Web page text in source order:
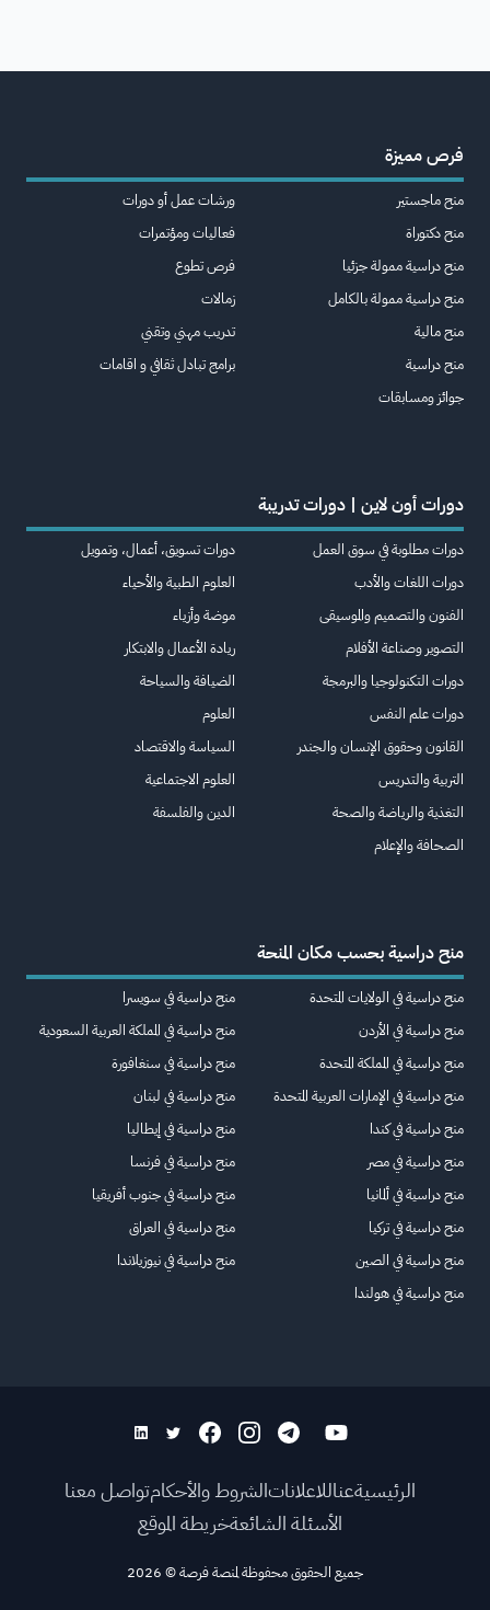
فرص مميزة
منح ماجستير
منح دكتوراة
منح دراسية ممولة جزئيا
منح دراسية ممولة بالكامل
منح مالية
منح دراسية
جوائز ومسابقات
ورشات عمل أو دورات
فعاليات ومؤتمرات
فرص تطوع
زمالات
تدريب مهني وتقني
برامج تبادل ثقافي و اقامات
دورات أون لاين | دورات تدريبة
دورات مطلوبة في سوق العمل
دورات اللغات والأدب
الفنون والتصميم والموسيقى
التصوير وصناعة الأفلام
دورات التكنولوجيا والبرمجة
دورات علم النفس
القانون وحقوق الإنسان والجندر
التربية والتدريس
التغذية والرياضة والصحة
الصحافة والإعلام
دورات تسويق، أعمال، وتمويل
العلوم الطبية والأحياء
موضة وأزياء
ريادة الأعمال والابتكار
الضيافة والسياحة
العلوم
السياسة والاقتصاد
العلوم الاجتماعية
الدين والفلسفة
منح دراسية بحسب مكان المنحة
منح دراسية في الولايات المتحدة
منح دراسية في الأردن
منح دراسية في المملكة المتحدة
منح دراسية في الإمارات العربية المتحدة
منح دراسية في كندا
منح دراسية في مصر
منح دراسية في ألمانيا
منح دراسية في تركيا
منح دراسية في الصين
منح دراسية في هولندا
منح دراسية في سويسرا
منح دراسية في المملكة العربية السعودية
منح دراسية في سنغافورة
منح دراسية في لبنان
منح دراسية في إيطاليا
منح دراسية في فرنسا
منح دراسية في جنوب أفريقيا
منح دراسية في العراق
منح دراسية في نيوزيلاندا
الرئيسيةعناللاعلاناتالشروط والأحكامتواصل معنا
الأسئلة الشائعةخريطة الموقع
جميع الحقوق محفوظة لمنصة فرصة©
2026